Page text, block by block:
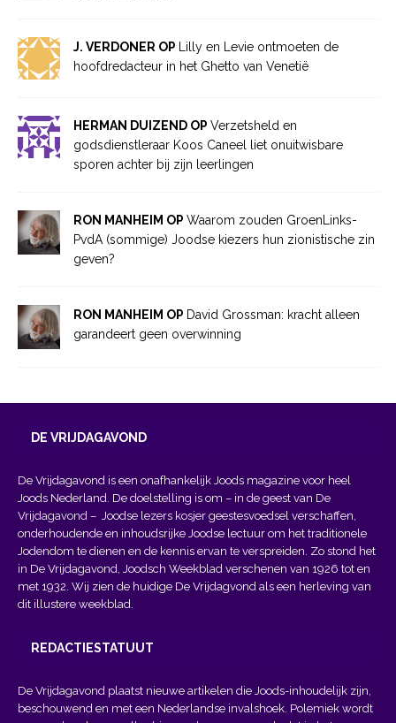
J. VERDONER OP
Lilly en Levie ontmoeten de
hoofdredacteur in het Ghetto van Venetië
HERMAN DUIZEND OP Verzetsheld en
godsdienstleraar Koos Caneel liet onuitwisbare
sporen achter bij zijn leerlingen
RON MANHEIM OP Waarom zouden GroenLinks-
PvdA (sommige) Joodse kiezers hun zionistische zin
geven?
RON MANHEIM OP David Grossman: kracht alleen
garandeert geen overwinning
DE VRIJDAGAVOND
De Vrijdagavond is een onafhankelijk Joods magazine voor heel
Joods Nederland. De doelstelling is om – in de geest van De
Vrijdagavond – Joodse lezers kosjer geestesvoedsel verschaffen,
onderhoudende en inhoudsrijke Joodse lectuur om het traditionele
Jodendom te dienen en de kennis ervan te verspreiden. Zo stond het
in De Vrijdagavond, Joodsch Weekblad verschenen van 1926 tot en
met 1932. Wij zien de huidige De Vrijdagvond als een herleving van
dit illustere weekblad.
REDACTIESTATUUT
De Vrijdagavond plaatst nieuwe artikelen die Joods-inhoudelijk zijn,
beschouwend en met een Nederlandse invalshoek. Polemiek wordt